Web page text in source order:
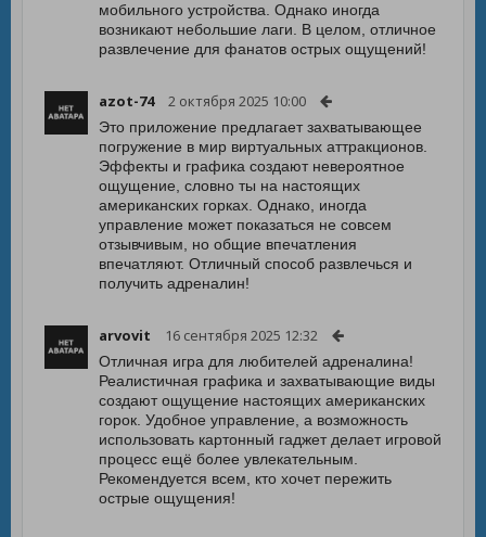
мобильного устройства. Однако иногда
возникают небольшие лаги. В целом, отличное
развлечение для фанатов острых ощущений!
azot-74 2 октября 2025 10:00
Это приложение предлагает захватывающее
погружение в мир виртуальных аттракционов.
Эффекты и графика создают невероятное
ощущение, словно ты на настоящих
американских горках. Однако, иногда
управление может показаться не совсем
отзывчивым, но общие впечатления
впечатляют. Отличный способ развлечься и
получить адреналин!
arvovit 16 сентября 2025 12:32
Отличная игра для любителей адреналина!
Реалистичная графика и захватывающие виды
создают ощущение настоящих американских
горок. Удобное управление, а возможность
использовать картонный гаджет делает игровой
процесс ещё более увлекательным.
Рекомендуется всем, кто хочет пережить
острые ощущения!